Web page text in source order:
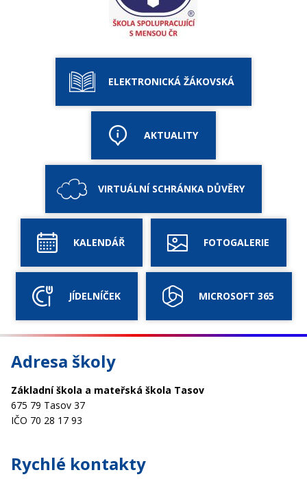
ELEKTRONICKÁ ŽÁKOVSKÁ
AKTUALITY
VIRTUÁLNÍ SCHRÁNKA DŮVĚRY
KALENDÁŘ FOTOGALERIE
JÍDELNÍČEK MICROSOFT 365
Adresa školy
Základní škola a mateřská škola Tasov
675 79 Tasov 37
IČO 70 28 17 93
Rychlé kontakty